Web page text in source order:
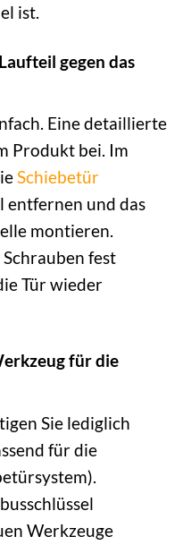
ist.
gegen das
Eine detaillierte
Produkt bei. Im
Schiebetür
entfernen und das
montieren.
fest
Tür wieder
für die
Sie lediglich
für die
Werkzeuge